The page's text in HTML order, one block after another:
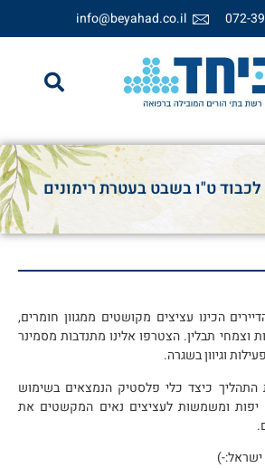
072-
info@beyahad.co.il
ט"ו בשבט בעטרת רימונים
הכינו עציצים מקושטים ממגוון חומרים,
וצמחי תבלין. הצטרפו אלינו מתנדבות מסמינר
וגיוון בשגרה.
התהליך כיצד כלי פלסטיק הנמצאים בשימוש
יפות ומשמשות לעציצים נאים המקשטים את
)